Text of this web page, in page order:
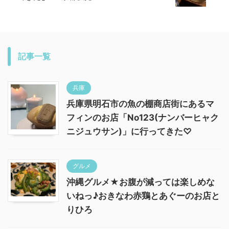
記事一覧
兵庫
兵庫県明石市の魚の棚商店街にあるマ
フィンのお店「No123(ナンバーヒャク
ニジュウサン)」に行ってきた♡
グルメ
沖縄グルメ★お腹が減っては楽しめな
いねっ♪おきなわ赤鶏とあぐーのお店と
りひろ